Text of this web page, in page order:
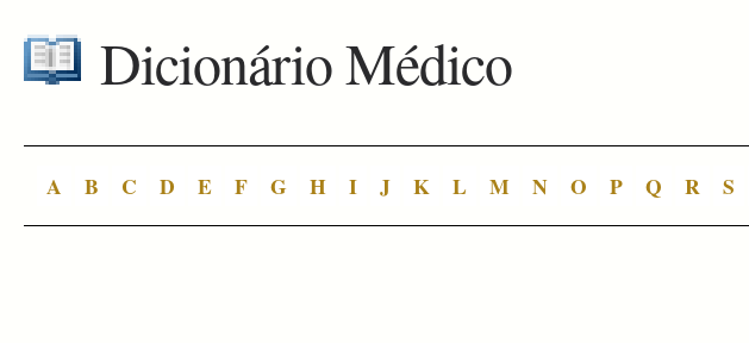
Dicionário Médico
A B C D E F G H I J K L M N O P Q R S